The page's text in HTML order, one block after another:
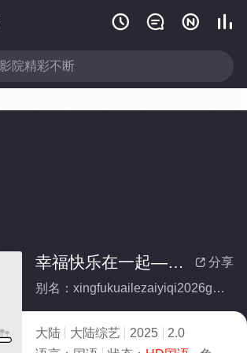
   
 分享
幸福快乐在一起——2026广东卫视大湾区跨年歌会
别名：xingfukuailezaiyiqi2026guangdongweishidawanqukuaniangehui
大陆 大陆综艺 2025
2.0